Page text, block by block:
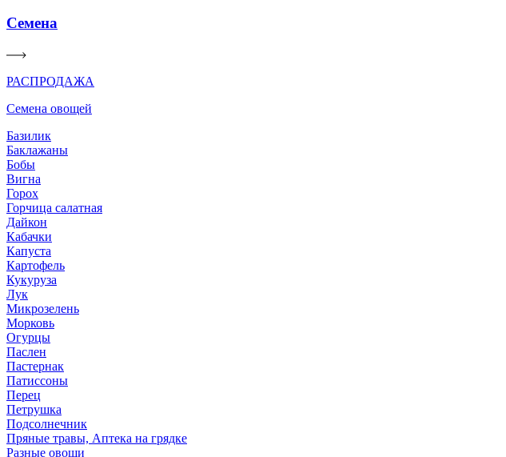
Семена
РАСПРОДАЖА
Семена овощей
Базилик
Баклажаны
Бобы
Вигна
Горох
Горчица салатная
Дайкон
Кабачки
Капуста
Картофель
Кукуруза
Лук
Микрозелень
Морковь
Огурцы
Паслен
Пастернак
Патиссоны
Перец
Петрушка
Подсолнечник
Пряные травы, Аптека на грядке
Разные овощи